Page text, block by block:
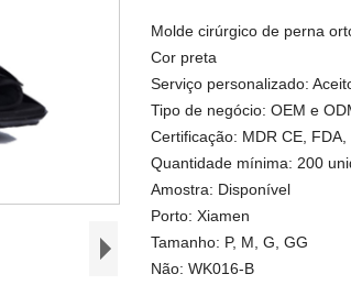
Molde cirúrgico de perna
Cor preta
Serviço personalizado:
Tipo de negócio: OEM e
Certificação: MDR CE,
Quantidade mínima: 200
Amostra: Disponível
Porto: Xiamen
Tamanho: P, M, G, GG
Não: WK016-B